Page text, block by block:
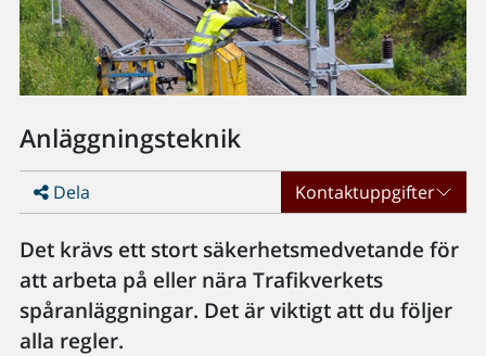
Anläggningsteknik
Dela Kontaktuppgifter
Det krävs ett stort säkerhetsmedvetande för
att arbeta på eller nära Trafikverkets
spåranläggningar. Det är viktigt att du följer
alla regler.